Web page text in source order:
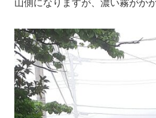
山側になりますが、濃い霧がか